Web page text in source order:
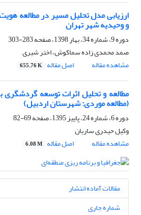
ارزیابی مدل تحلیل مسیر در مطالعه
و وحیدیه شهر تهران
دوره 9، شماره 34، بهار 1398، صفحه
283-303
صمد محمدی‏ زاده سماکوش، اختر شیری
مشاهده مقاله
اصل مقاله 655.76 K
مطالعه و تحلیل اثرات توسعه
(مطالعه موردی: شهرستان اردبیل)
دوره 6، شماره 24، پاییز 1395، صفحه
69-82
وکیل حیدری ساربان
مشاهده مقاله
اصل مقاله 6.08 M
مقالات آماده انتشار
شماره جاری